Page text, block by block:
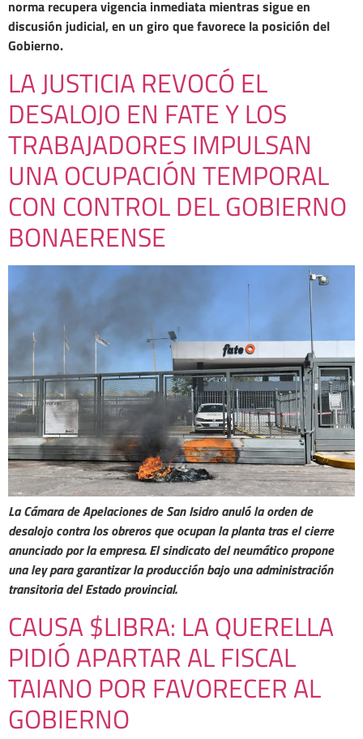
norma recupera vigencia inmediata mientras sigue en
discusión judicial, en un giro que favorece la posición del
Gobierno.
LA JUSTICIA REVOCÓ EL
DESALOJO EN FATE Y LOS
TRABAJADORES IMPULSAN
UNA OCUPACIÓN TEMPORAL
CON CONTROL DEL GOBIERNO
BONAERENSE
La Cámara de Apelaciones de San Isidro anuló la orden de
desalojo contra los obreros que ocupan la planta tras el cierre
anunciado por la empresa. El sindicato del neumático propone
una ley para garantizar la producción bajo una administración
transitoria del Estado provincial.
CAUSA $LIBRA: LA QUERELLA
PIDIÓ APARTAR AL FISCAL
TAIANO POR FAVORECER AL
GOBIERNO